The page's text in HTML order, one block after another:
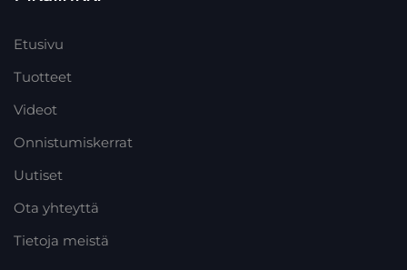
Etusivu
Tuotteet
Videot
Onnistumiskerrat
Uutiset
Ota yhteyttä
Tietoja meistä